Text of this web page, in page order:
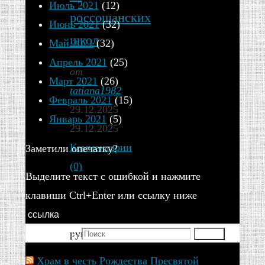
россошанских
школ
от
tatiana1982
29.12.2025
29.12.2025
Комментарии
(0)
29
руководитель
Июль 2021 (12)
Июнь 2021(32)
Май 2021(32)
Апрель 2021 (25)
Март 2021 (26)
Февраль 2021 (15)
Январь 2021 (5)
Заметили опечатку?
Выделите текст с ошибкой и нажмите
клавиши Ctrl+Enter или ссылку ниже
ссылка
Искать для:
Храм в честь Рождества Пресвятой